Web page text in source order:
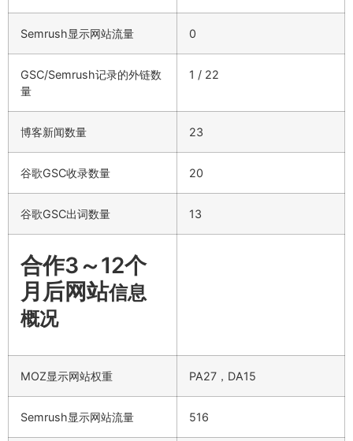
Semrush显示网站流量 0
GSC/Semrush记录的外链数
量
1 / 22
博客新闻数量 23
谷歌GSC收录数量 20
谷歌GSC出词数量 13
合作3～12个
月后网站信息
概况
MOZ显示网站权重 PA27，DA15
Semrush显示网站流量 516